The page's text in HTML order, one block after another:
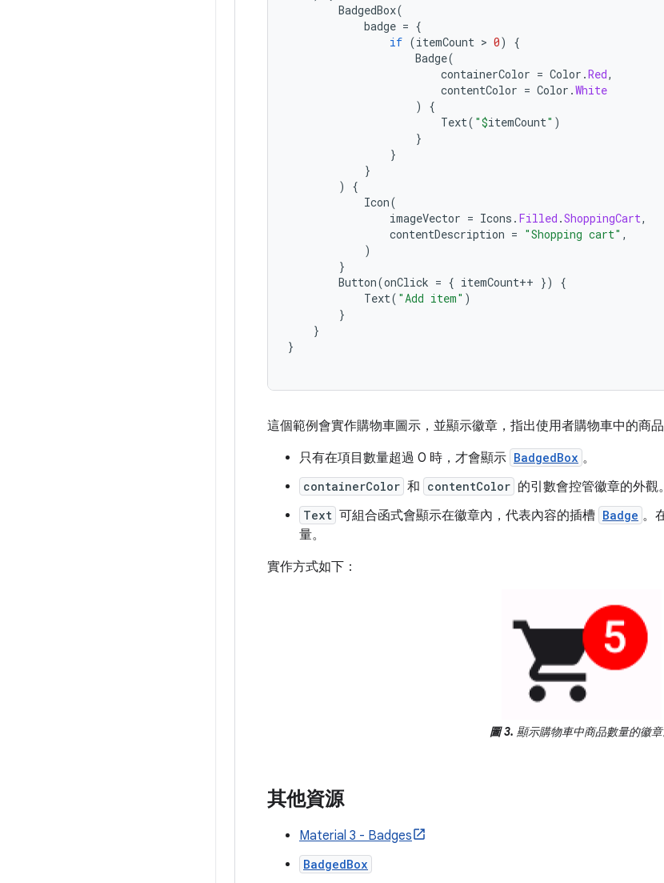
BadgedBox(
badge = {
if (itemCount > 0)
{
Badge(
containerColor = Color .Red,
contentColor = Color .White
)
{
Text( "$itemCount" )
}
}
}
)
{
Icon(
imageVector = Icons . Filled .ShoppingCart,
contentDescription = "Shopping cart" ,
)
}
Button(onClick = { itemCount++ })
{
Text( "Add item" )
}
}
}
這個範例會實作購物車圖示，並顯示徽章，指出使用者購物車中的商品
只有在項目數量超過 0 時，才會顯示 BadgedBox 。
containerColor 和 contentColor 的引數會控管徽章的外觀。
Text 可組合函式會顯示在徽章內，代表內容的插槽 Badge 。
量。
實作方式如下：
圖 3. 顯示購物車中商品數量的徽章
其他資源
Material 3 - Badges
BadgedBox